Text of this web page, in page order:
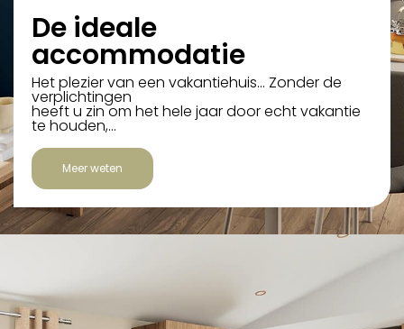
De ideale
accommodatie
Het plezier van een vakantiehuis... Zonder de
verplichtingen
heeft u zin om het hele jaar door echt vakantie
te houden,…
Meer weten